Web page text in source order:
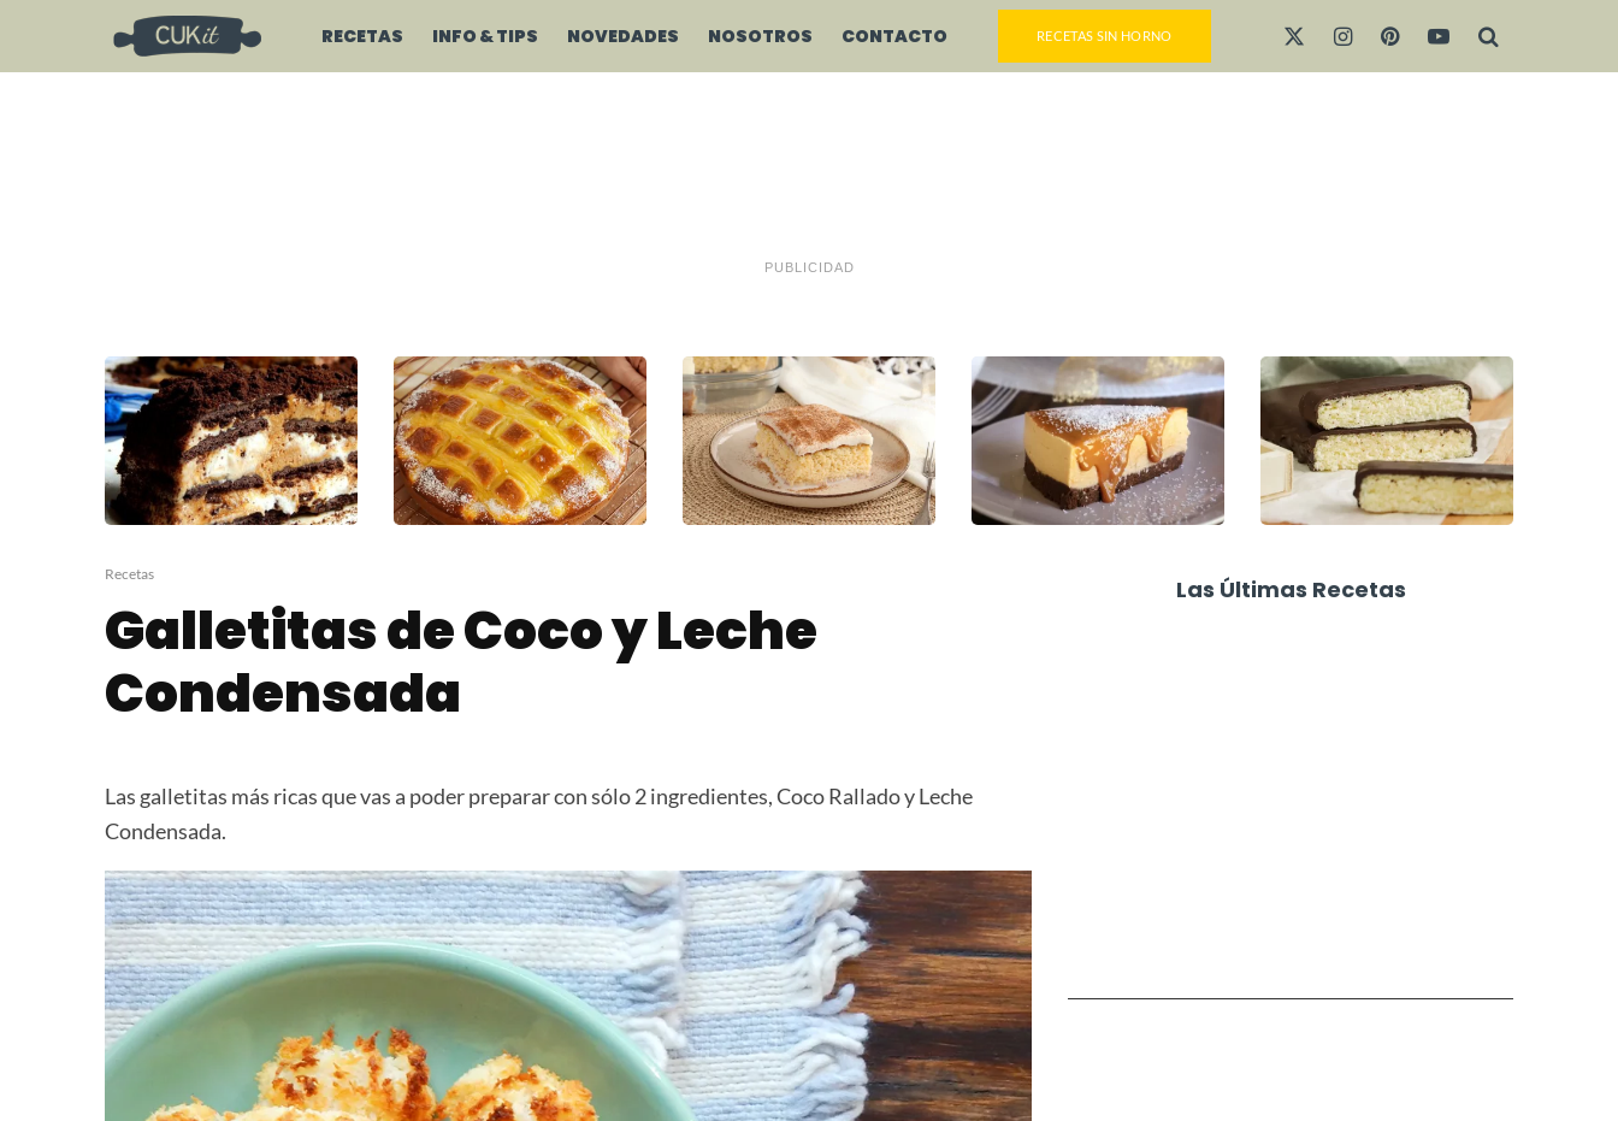
RECETAS INFO & TIPS NOVEDADES NOSOTROS CONTACTO RECETAS SIN HORNO
PUBLICIDAD
Recetas
Galletitas de Coco y Leche
Condensada
Las galletitas más ricas que vas a poder preparar con sólo 2 ingredientes, Coco Rallado y Leche
Condensada.
Las Últimas Recetas